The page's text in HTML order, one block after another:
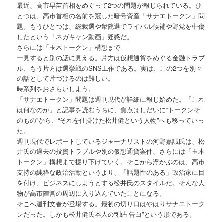
最近、高市早苗首相をめぐって2つの問題が報じられている。ひ
とつは、高市首相の名前を冠した暗号資産「サナエトークン」問
題。もうひとつは、総裁選や衆院選でライバル候補や野党を中傷
したという「ネガキャン動画」疑惑だ。
さらには「玉木トークン」構想まで
一見すると別の話に見える。片方は仮想通貨をめぐる金融トラブ
ル、もう片方は選挙戦のSNS工作である。実は、この2つを別々
の話として片づけるのは難しい。
時系列をおさらいしよう。
「サナエトークン」問題は週刊現代が詳細に報じ始めた。「これ
は何なのか」と記事を読むうちに、焦点はしだいに“トークンそ
のもの”から、“それを仕掛けた松井健という人物”へも移っていっ
た。
週刊現代でレポートしているジャーナリストの河野嘉誠氏は、松
井氏の過去の投資トラブルや別の仮想通貨案件、さらには「玉木
トークン」構想まで掘り下げていく。そこから浮かぶのは、高市
支持の純粋な政治活動というより、「話題性のある」政治家に目
を付け、ビジネスにしようとする松井氏のスタイルだ。そんな人
物が高市陣営の周辺に入り込んでいたことになる。
そこへ週刊文春が登場する。最初の切り口はやはりサナエトーク
ンだった。しかも松井健氏本人の“独占告白”という形である。